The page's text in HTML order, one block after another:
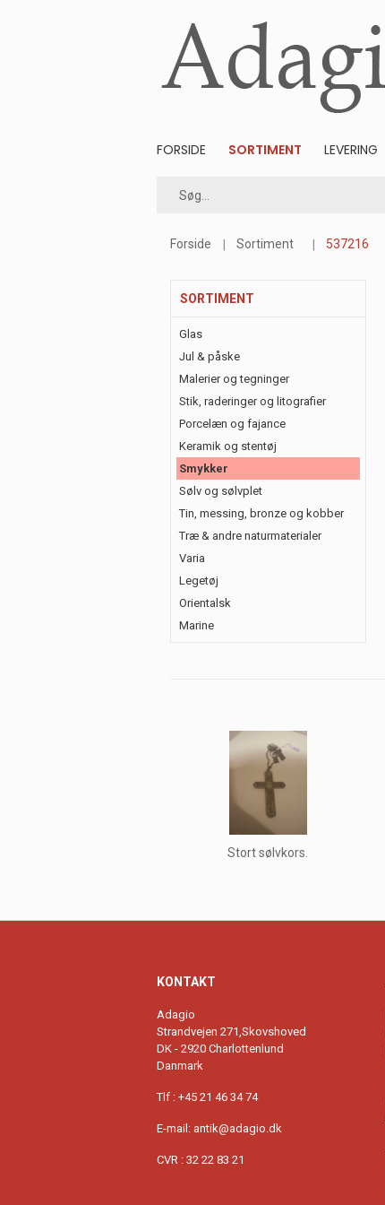
FORSIDE SORTIMENT LEVERING
Forside Sortiment 537216
SORTIMENT
Glas
Jul & påske
Malerier og tegninger
Stik, raderinger og litografier
Porcelæn og fajance
Keramik og stentøj
Smykker
Sølv og sølvplet
Tin, messing, bronze og kobber
Træ & andre naturmaterialer
Varia
Legetøj
Orientalsk
Marine
Stort sølvkors.
KONTAKT
Adagio
Strandvejen 271,Skovshoved
DK - 2920 Charlottenlund
Danmark
Tlf : +45 21 46 34 74
E-mail: antik@adagio.dk
CVR : 32 22 83 21